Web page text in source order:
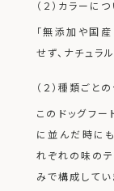
（２）カラーに
「無添加や国
せず、ナチュラ
（２）種類ごと
このドッグフ
に並んだ時に
れぞれの味の
みで構成してい